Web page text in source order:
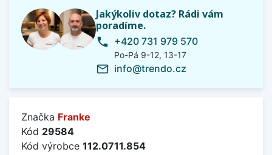
Jakýkoliv dotaz? Rádi vám
poradíme.
phone +420 731 979 570
Po-Pá 9-12, 13-17
mail_outline info@trendo.cz
Značka Franke
Kód 29584
Kód výrobce 112.0711.854